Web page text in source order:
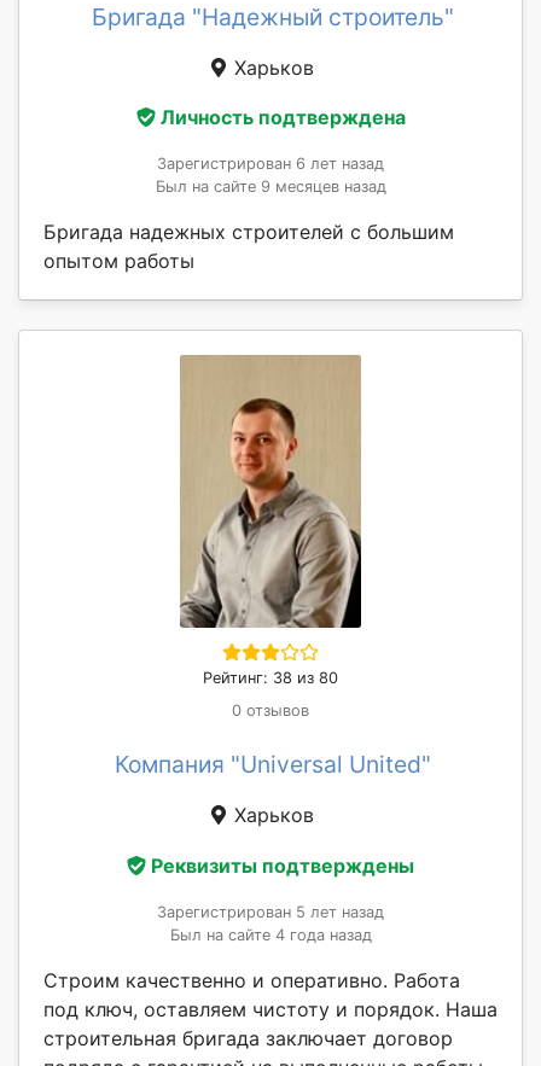
Бригада "Надежный строитель"
Харьков
Личность подтверждена
Зарегистрирован 6 лет назад
Был на сайте 9 месяцев назад
Бригада надежных строителей с большим
опытом работы
Рейтинг: 38 из 80
0 отзывов
Компания "Universal United"
Харьков
Реквизиты подтверждены
Зарегистрирован 5 лет назад
Был на сайте 4 года назад
Строим качественно и оперативно. Работа
под ключ, оставляем чистоту и порядок. Наша
строительная бригада заключает договор